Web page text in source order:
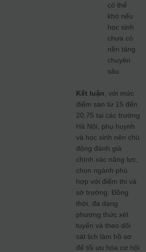
có thể
khó nếu
học sinh
chưa có
nền tảng
chuyên
sâu.
Kết luận , với mức
điểm sàn từ 15 đến
20,75 tại các trường
Hà Nội, phụ huynh
và học sinh nên chủ
động đánh giá
chính xác năng lực,
chọn ngành phù
hợp với điểm thi và
sở trường. Đồng
thời, đa dạng
phương thức xét
tuyển và theo dõi
sát lịch làm hồ sơ
để tối ưu hóa cơ hội